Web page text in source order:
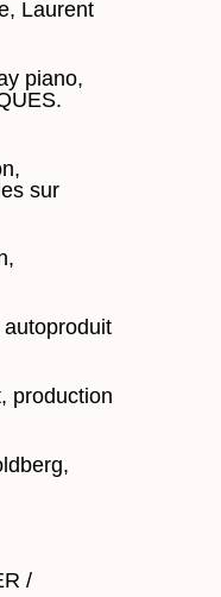
Laurent
piano,
sur
production
/